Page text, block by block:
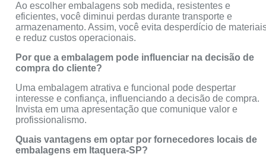
Ao escolher embalagens sob medida, resistentes e
eficientes, você diminui perdas durante transporte e
armazenamento. Assim, você evita desperdício de
e reduz custos operacionais.
Por que a embalagem pode influenciar na decisão de
compra do cliente?
Uma embalagem atrativa e funcional pode despertar
interesse e confiança, influenciando a decisão de compra.
Invista em uma apresentação que comunique valor e
profissionalismo.
Quais vantagens em optar por fornecedores locais de
embalagens em Itaquera-SP?